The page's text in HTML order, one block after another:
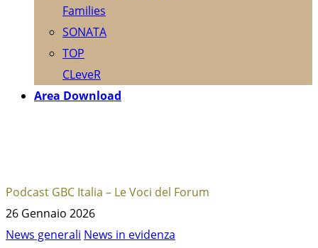
Families
SONATA
TOP
CLeveR
Area Download
Podcast GBC Italia – Le Voci del Forum
26 Gennaio 2026
News generali News in evidenza